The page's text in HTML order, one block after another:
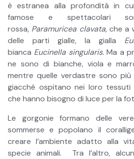
è estranea alla profondità in
famose e spettacolari
rossa, Paramuricea clavata, che a
delle parti gialle, la gialla
bianca Eucinella singularis.Ma a
ne sono di bianche, viola e
mentre quelle verdastre sono più
giacché ospitano nei loro tessuti
che hanno bisogno di luce per la
Le gorgonie formano delle
sommerse e popolano il
creare l’ambiente adatto alla
specie animali. Tra l’altro,